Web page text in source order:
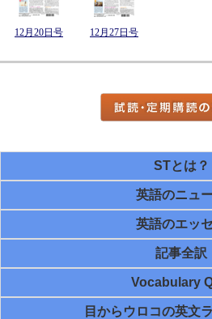
12月20日号 12月27日号
STとは？
英語のニュ
英語のエッ
記事全訳
Vocabulary
目からウロコの英文